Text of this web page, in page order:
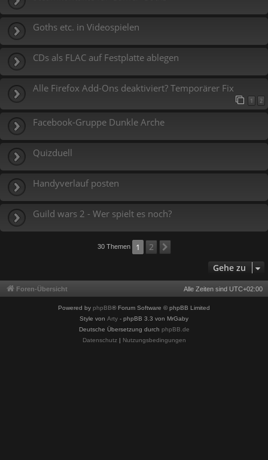
Goths etc. in Videospielen
CDs als FLAC auf Festplatte ablegen
Alle Firefox Add-Ons deaktiviert? Temporärer Fix
1 2
Facebook-Gruppe Dunkle Arche
Quizduell
Handyverlauf posten
Guild wars 2 - Wer spielt es noch?
30 Themen 1 2
Gehe zu
Foren-Übersicht Alle Zeiten sind UTC+02:00
Powered by phpBB® Forum Software © phpBB Limited
Style von Arty - phpBB 3.3 von MrGaby
Deutsche Übersetzung durch phpBB.de
Datenschutz| Nutzungsbedingungen